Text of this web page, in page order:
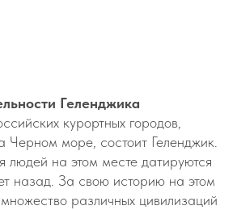
Геленджика
курортных городов,
Черном море, состоит Геленджик.
людей на этом месте датируются
назад. За свою историю на этом
различных цивилизаций